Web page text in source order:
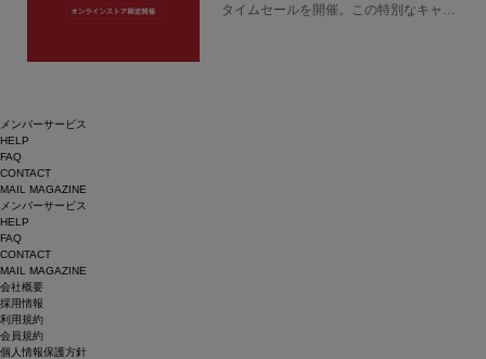
タイムセールを開催。この特別なキャン
メンバーサービス
HELP
FAQ
CONTACT
MAIL MAGAZINE
メンバーサービス
HELP
FAQ
CONTACT
MAIL MAGAZINE
会社概要
採用情報
利用規約
会員規約
個人情報保護方針